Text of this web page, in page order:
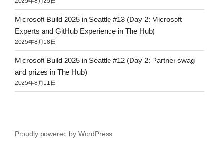
Microsoft Build 2025 in Seattle #13 (Day 2: Microsoft
Experts and GitHub Experience in The Hub)
2025年8月18日
Microsoft Build 2025 in Seattle #12 (Day 2: Partner swag
and prizes in The Hub)
2025年8月11日
Proudly powered by WordPress